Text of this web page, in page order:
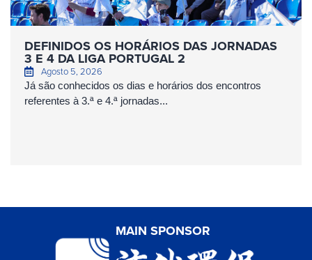
DEFINIDOS OS HORÁRIOS DAS JORNADAS
3 E 4 DA LIGA PORTUGAL 2
Agosto 5, 2026
Já são conhecidos os dias e horários dos encontros
referentes à 3.ª e 4.ª jornadas...
MAIN SPONSOR